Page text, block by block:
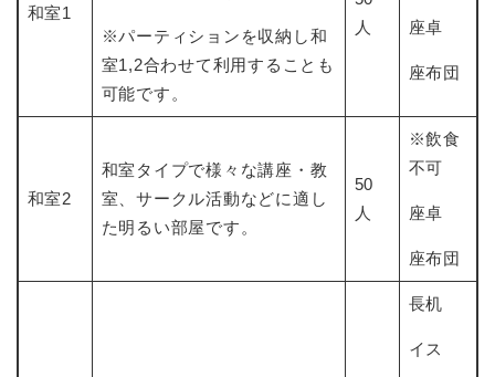
和室1
※パーティションを収納し和
室1,2合わせて利用することも
可能です。
人
座卓
座布団
和室2
和室タイプで様々な講座・教
室、サークル活動などに適し
た明るい部屋です。
50
人
※飲食
不可
座卓
座布団
長机
イス